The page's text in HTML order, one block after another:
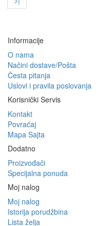
Informacije
O nama
Načini dostave/Pošta
Česta pitanja
Uslovi i pravila poslovanja
Korisnički Servis
Kontakt
Povraćaj
Mapa Sajta
Dodatno
Proizvođači
Specijalna ponuda
Moj nalog
Moj nalog
Istorija porudžbina
Lista želja